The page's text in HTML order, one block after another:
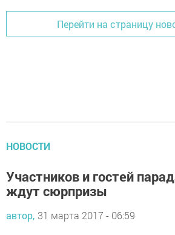
Перейти на страницу
НОВОСТИ
Участников и гостей
ждут сюрпризы
автор, 31 марта 2017 - 06:59